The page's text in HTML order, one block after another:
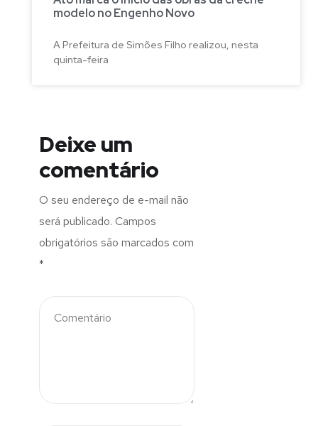
modelo no Engenho Novo
A Prefeitura de Simões Filho realizou, nesta
quinta-feira
Deixe um
comentário
O seu endereço de e-mail não
será publicado. Campos
obrigatórios são marcados com
*